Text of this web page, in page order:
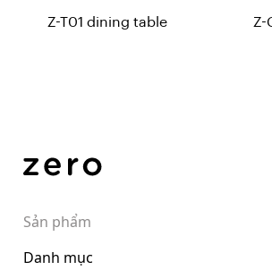
Z-T01 dining table Z-
Sản phẩm
Danh mục